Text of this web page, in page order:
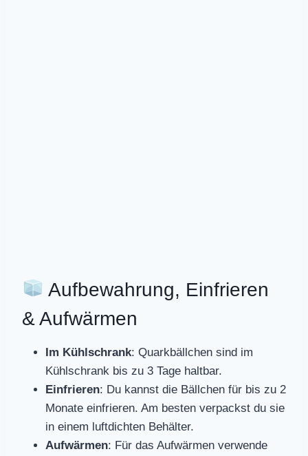
Aufbewahrung, Einfrieren
& Aufwärmen
Im Kühlschrank: Quarkbällchen sind im
Kühlschrank bis zu 3 Tage haltbar.
Einfrieren: Du kannst die Bällchen für bis zu 2
Monate einfrieren. Am besten verpackst du sie
in einem luftdichten Behälter.
Aufwärmen: Für das Aufwärmen verwende